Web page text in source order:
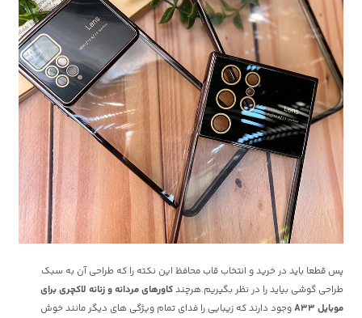
پس قطعا باید در خرید و انتخاب قاب محافظ این نکته را که طراحی آن به سبک
طراحی گوشی بیاید را در نظر بگیریم.هرچندکاورهای مردانه و زنانه لاکچری برای
موبایل A33
وجود دارند که زیبایی را فدای تمام ویژگی های دیگر مانند خوش